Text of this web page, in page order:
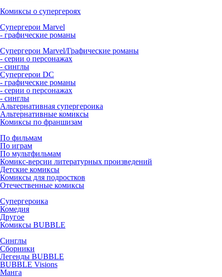
Комиксы о супергероях
Супергерои Marvel
- графические романы
Супергерои Marvel/Графические романы
- серии о персонажах
- синглы
Супергерои DC
- графические романы
- серии о персонажах
- синглы
Альтернативная супергероика
Альтернативные комиксы
Комиксы по франшизам
По фильмам
По играм
По мультфильмам
Комикс-версии литературных произведений
Детские комиксы
Комиксы для подростков
Отечественные комиксы
Супергероика
Комедия
Другое
Комиксы BUBBLE
Синглы
Сборники
Легенды BUBBLE
BUBBLE Visions
Манга